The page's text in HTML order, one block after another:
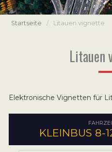
Startseite / Litauen vignette
Litauen
Elektronische Vignetten für
KLEINBUS 8-